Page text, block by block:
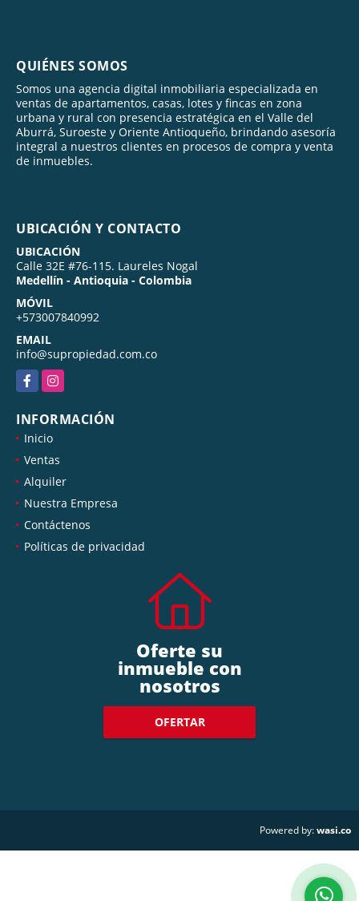
QUIÉNES SOMOS
Somos una agencia digital inmobiliaria especializada en
ventas de apartamentos, casas, lotes y fincas en zona
urbana y rural con presencia estratégica en el Valle del
Aburrá, Suroeste y Oriente Antioqueño, brindando asesoría
integral a nuestros clientes en procesos de compra y venta
de inmuebles.
UBICACIÓN Y CONTACTO
UBICACIÓN
Calle 32E #76-115. Laureles Nogal
Medellín - Antioquia - Colombia
MÓVIL
+573007840992
EMAIL
info@supropiedad.com.co
FacebookInstagram
INFORMACIÓN
Inicio
Ventas
Alquiler
Nuestra Empresa
Contáctenos
Políticas de privacidad
Oferte su
inmueble con
nosotros
OFERTAR
Powered by:wasi.co